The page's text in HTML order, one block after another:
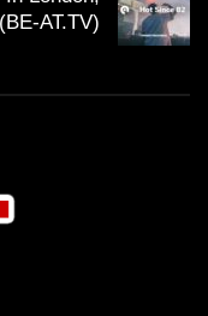
tiefen Einblick in
es dem
Leben zu
AT.TV)